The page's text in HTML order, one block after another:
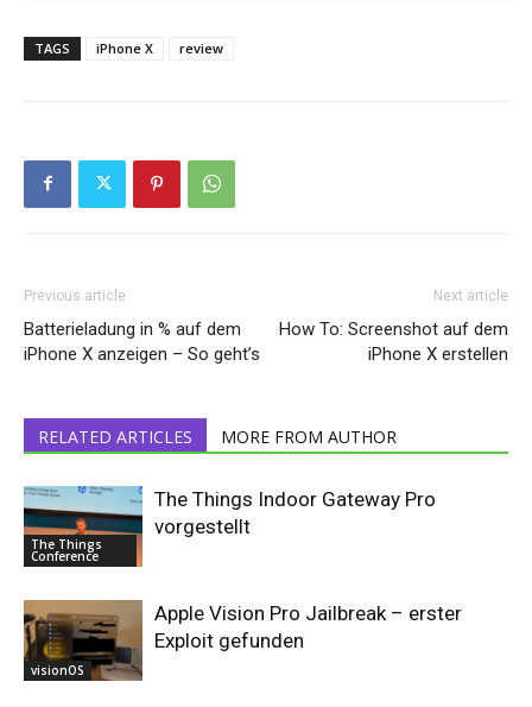
TAGS iPhone X review
Previous article
Batterieladung in % auf dem
iPhone X anzeigen – So geht’s
Next article
How To: Screenshot auf dem
iPhone X erstellen
RELATED ARTICLES MORE FROM AUTHOR
The Things
Conference
The Things Indoor Gateway Pro
vorgestellt
visionOS
Apple Vision Pro Jailbreak – erster
Exploit gefunden